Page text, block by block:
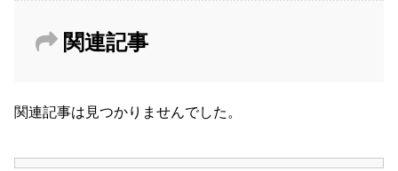
関連記事
関連記事は見つかりませんでした。